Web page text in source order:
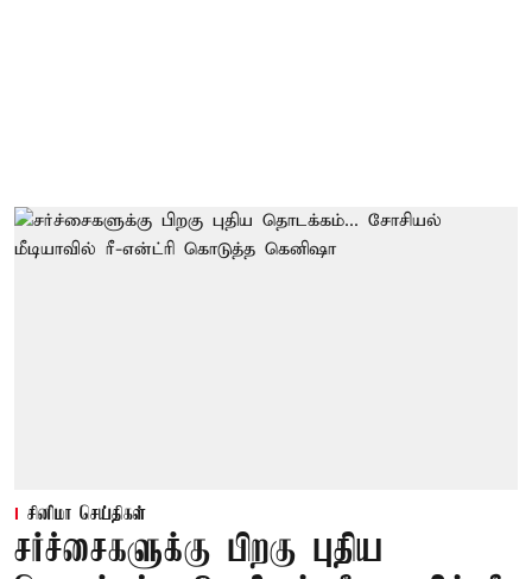
சினிமா செய்திகள்
சர்ச்சைகளுக்கு பிறகு புதிய